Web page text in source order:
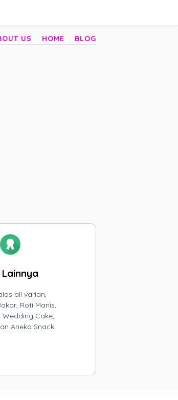
US HOME BLOG
Lainnya
all varian,
Roti Manis,
Wedding Cake,
Aneka Snack